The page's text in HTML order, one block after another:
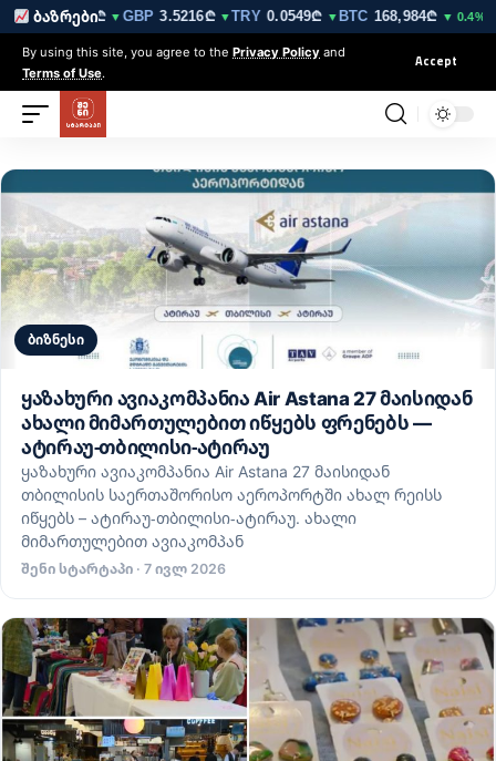
ბაზრები
EUR 3.0212₾▼ GBP3.5216₾▼ TRY0.0549₾▼ BTC168,984₾▼ 0.4%
By using this site, you agree to the Privacy Policy and
Terms of Use.
Accept
ბიზნესი
ყაზახური ავიაკომპანია Air Astana 27 მაისიდან
ახალი მიმართულებით იწყებს ფრენებს —
ატირაუ-თბილისი-ატირაუ
ყაზახური ავიაკომპანია Air Astana 27 მაისიდან
თბილისის საერთაშორისო აეროპორტში ახალ რეისს
იწყებს – ატირაუ-თბილისი-ატირაუ. ახალი
მიმართულებით ავიაკომპან
შენი სტარტაპი · 7 ივლ 2026